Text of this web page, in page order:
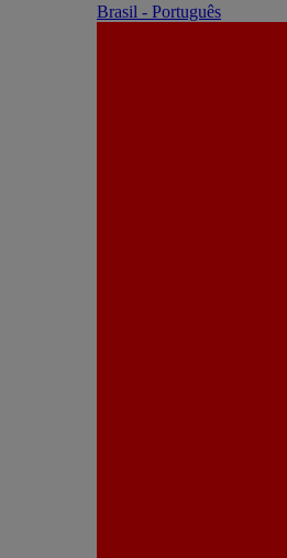
Brasil - Português